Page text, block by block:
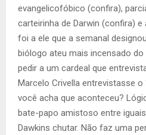
evangelicofóbico (confira),
carteirinha de Darwin (confira) e
foi a ele que a semanal
biólogo ateu mais incensado
pedir a um cardeal que
Marcelo Crivella entrevistasse o
você acha que aconteceu?
bate-papo amistoso entre
Dawkins chutar. Não faz uma